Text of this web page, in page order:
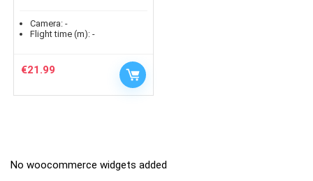
Camera: -
Flight time (m): -
€21.99
No woocommerce widgets added